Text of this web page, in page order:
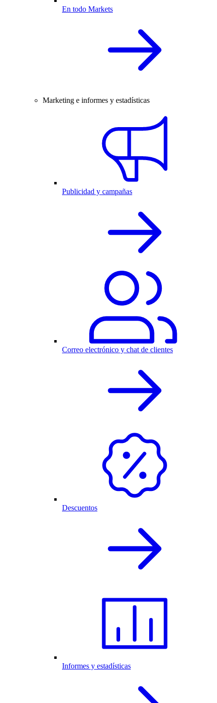
En todo Markets
Marketing e informes y estadísticas
Publicidad y campañas
Correo electrónico y chat de clientes
Descuentos
Informes y estadísticas